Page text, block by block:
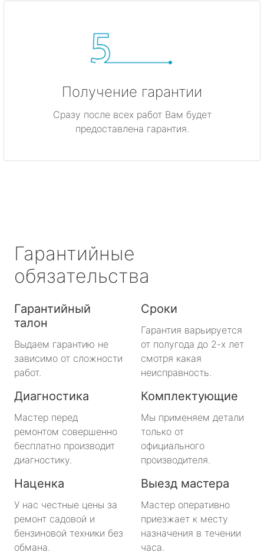
Получение гарантии
Сразу после всех работ Вам будет
предоставлена гарантия.
Гарантийные
обязательства
Гарантийный
талон
Выдаем гарантию не
зависимо от сложности
работ.
Сроки
Гарантия варьируется
от полугода до 2-х лет
смотря какая
неисправность.
Диагностика
Мастер перед
ремонтом совершенно
бесплатно производит
диагностику.
Комплектующие
Мы применяем детали
только от
официального
производителя.
Наценка
У нас честные цены за
ремонт садовой и
бензиновой техники без
обмана.
Выезд мастера
Мастер оперативно
приезжает к месту
назначения в течении
часа.